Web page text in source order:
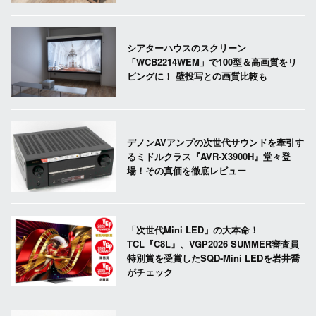
シアターハウスのスクリーン
「WCB2214WEM」で100型＆高画質をリ
ビングに！ 壁投写との画質比較も
デノンAVアンプの次世代サウンドを牽引す
るミドルクラス『AVR-X3900H』堂々登
場！その真価を徹底レビュー
「次世代Mini LED」の大本命！
TCL『C8L』、VGP2026 SUMMER審査員
特別賞を受賞したSQD-Mini LEDを岩井喬
がチェック